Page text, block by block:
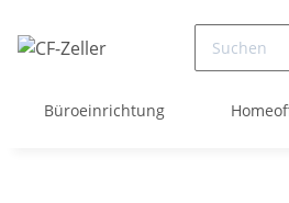
Büroeinrichtung